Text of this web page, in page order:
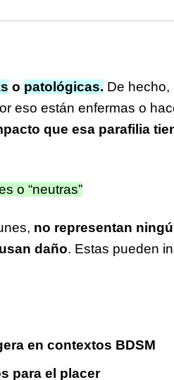
o patológicas. De hecho,
eso están enfermas o
que esa parafilia
o “neutras”
no representan
daño. Estas pueden
en contextos BDSM
para el placer